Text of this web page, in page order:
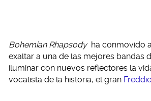
Bohemian Rhapsody ha conmovido
exaltar a una de las mejores bandas
iluminar con nuevos reflectores la
vocalista de la historia, el gran